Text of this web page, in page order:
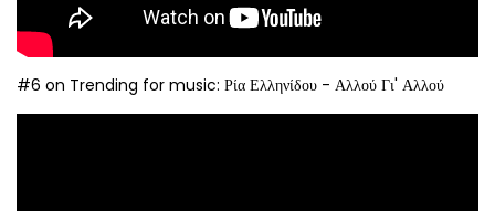
#6 on Trending for music: Ρία Ελληνίδου - Αλλού Γι' Αλλού